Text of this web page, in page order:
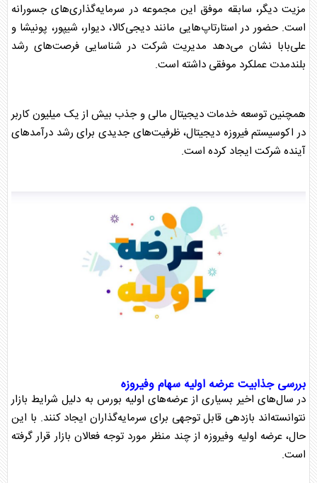
مزیت دیگر، سابقه موفق این مجموعه در سرمایه‌گذاری‌های جسورانه
است. حضور در استارتاپ‌هایی مانند دیجی‌کالا، دیوار، شیپور، پونیشا و
علی‌بابا نشان می‌دهد مدیریت شرکت در شناسایی فرصت‌های رشد
بلندمدت عملکرد موفقی داشته است.
همچنین توسعه خدمات دیجیتال مالی و جذب بیش از یک میلیون کاربر
در اکوسیستم فیروزه دیجیتال، ظرفیت‌های جدیدی برای رشد درآمدهای
آینده شرکت ایجاد کرده است.
بررسی جذابیتعرضه اولیه سهاموفیروزه
در سال‌های اخیر بسیاری از عرضه‌های اولیه بورس به دلیل شرایط بازار
نتوانسته‌اند بازدهی قابل توجهی برای سرمایه‌گذاران ایجاد کنند. با این
حال،عرضه اولیه وفیروزهاز چند منظر مورد توجه فعالان بازار قرار گرفته
است.